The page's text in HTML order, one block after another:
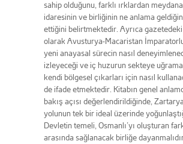
sahip olduğunu, farklı ırklardan
idaresinin ve birliğinin ne anlama
ettiğini belirtmektedir. Ayrıca gazetedeki
olarak Avusturya-Macaristan
yeni anayasal sürecin nasıl
izleyeceği ve iç huzurun sekteye
kendi bölgesel çıkarları için nasıl
de ifade etmektedir. Kitabın genel
bakış açısı değerlendirildiğinde,
yolunun tek bir ideal üzerinde
Devletin temeli, Osmanlı’yı oluşturan
arasında sağlanacak birliğe